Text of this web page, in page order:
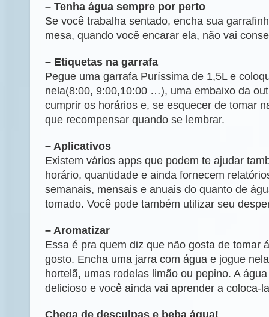
– Tenha água sempre por perto
Se você trabalha sentado, encha sua
mesa, quando você encarar ela, não vai
– Etiquetas na garrafa
Pegue uma garrafa Puríssima de 1,5L e
nela(8:00, 9:00,10:00 …), uma embaixo da
cumprir os horários e, se esquecer de tomar
que recompensar quando se lembrar.
– Aplicativos
Existem vários apps que podem te ajudar
horário, quantidade e ainda fornecem
semanais, mensais e anuais do quanto de
tomado. Você pode também utilizar seu
– Aromatizar
Essa é pra quem diz que não gosta de tomar
gosto. Encha uma jarra com água e jogue
hortelã, umas rodelas limão ou pepino. A
delicioso e você ainda vai aprender a coloca-
Chega de desculpas e beba água!